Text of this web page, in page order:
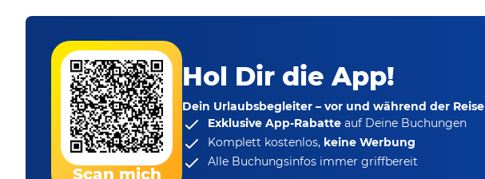
Scan mich
Hol Dir die App!
Dein Urlaubsbegleiter – vor und während der Reise
Exklusive App-Rabatte auf Deine Buchungen
Komplett kostenlos, keine Werbung
Alle Buchungsinfos immer griffbereit